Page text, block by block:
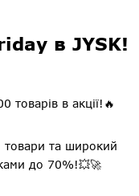
в JYSK!
товарів в акції!🔥
товари та широкий
до 70%!💥🚀